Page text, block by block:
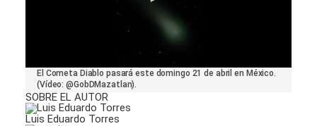
seconds
of
29
seconds
El Cometa Diablo pasará este domingo 21 de abril en México.
(Vídeo: @GobDMazatlan).
SOBRE EL AUTOR
Luis Eduardo Torres